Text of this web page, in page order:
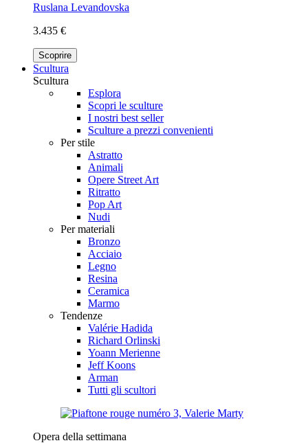
Ruslana Levandovska
3.435 €
Scoprire
Scultura
Scultura
Esplora
Scopri le sculture
I nostri best seller
Sculture a prezzi convenienti
Per stile
Astratto
Animali
Opere Street Art
Ritratto
Pop Art
Nudi
Per materiali
Bronzo
Acciaio
Legno
Resina
Ceramica
Marmo
Tendenze
Valérie Hadida
Richard Orlinski
Yoann Merienne
Jeff Koons
Arman
Tutti gli scultori
Opera della settimana